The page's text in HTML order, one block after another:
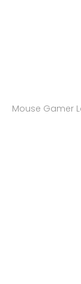
Mouse Gamer